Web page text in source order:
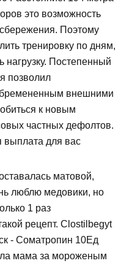
это возможность
Поэтому
тренировку по дням,
нагрузку. Постепенный
позволил
внешними
к новым
частных дефолтов.
выплата для вас
матовой,
люблю медовики, но
1 раз
рецепт. Clostilbegyt
- Cоматропин 10Ед
мама за мороженым